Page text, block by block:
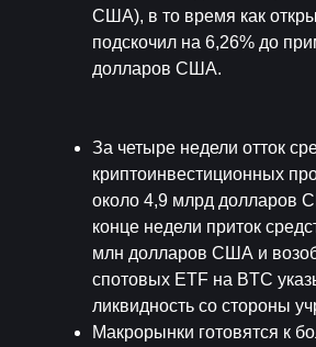
США), в то время как
подскочил на 6,26% до
долларов США.
За четыре недели отток
криптоинвестиционных
около 4,9 млрд долларов
конце недели приток
млн долларов США и
спотовых ETF на BTC
ликвидность со стороны
Макрорынки готовятся к